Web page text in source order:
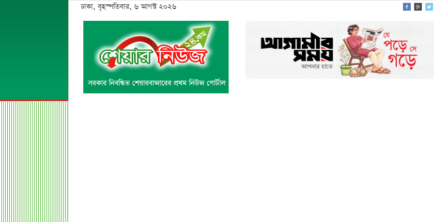
ঢাকা, বৃহস্পতিবার, ৬ আগস্ট ২০২৬